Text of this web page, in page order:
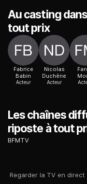
Regarder la TV en direct
Au casting
tout prix
Fabrice
Babin
Acteur
Nicolas
Duchêne
Acteur
Les chaînes
riposte à tout
BFMTV